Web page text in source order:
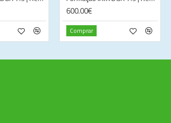
600.00€
Comprar